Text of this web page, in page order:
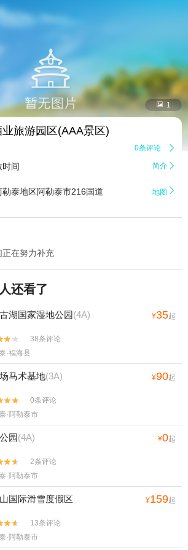
 1
旅游园区(AAA景区)
0条评论 
时间 简介 
泰地区阿勒泰市216国道 地图 
在努力补充
还看了
湖国家湿地公园(4A) ¥35起
38条评论
·福海县
马术基地(3A) ¥90起
0条评论
·阿勒泰市
园(4A) ¥0起
2条评论
·阿勒泰市
国际滑雪度假区 ¥159起
13条评论
·阿勒泰市